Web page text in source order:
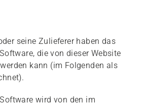
seine Zulieferer haben das
die von dieser Website
kann (im Folgenden als
wird von den im